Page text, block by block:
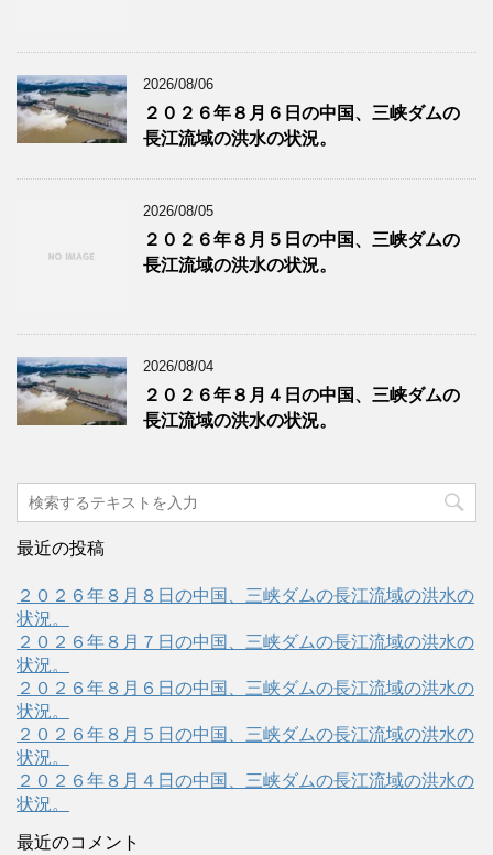
2026/08/06
２０２６年８月６日の中国、三峡ダムの
長江流域の洪水の状況。
2026/08/05
２０２６年８月５日の中国、三峡ダムの
長江流域の洪水の状況。
2026/08/04
２０２６年８月４日の中国、三峡ダムの
長江流域の洪水の状況。
最近の投稿
２０２６年８月８日の中国、三峡ダムの長江流域の洪水の
状況。
２０２６年８月７日の中国、三峡ダムの長江流域の洪水の
状況。
２０２６年８月６日の中国、三峡ダムの長江流域の洪水の
状況。
２０２６年８月５日の中国、三峡ダムの長江流域の洪水の
状況。
２０２６年８月４日の中国、三峡ダムの長江流域の洪水の
状況。
最近のコメント